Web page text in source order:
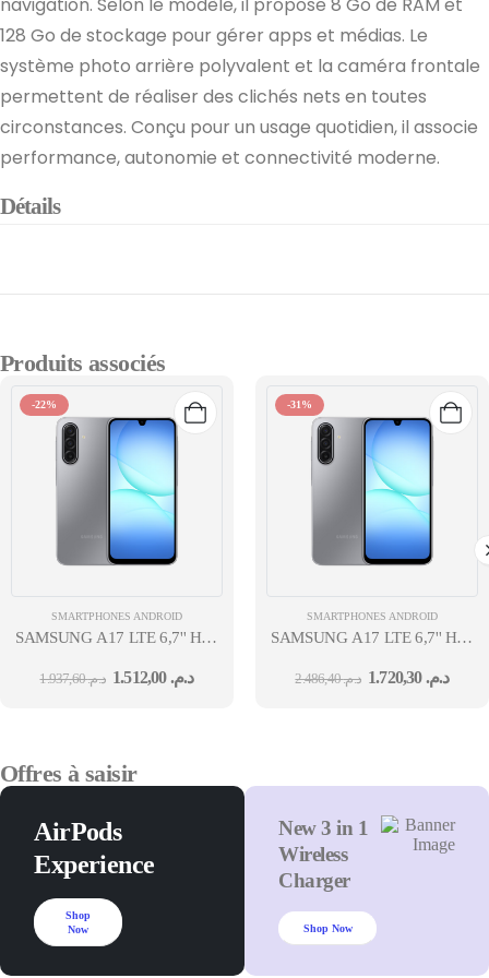
128 Go de stockage pour gérer apps et médias. Le
système photo arrière polyvalent et la caméra frontale
permettent de réaliser des clichés nets en toutes
circonstances. Conçu pour un usage quotidien, il associe
performance, autonomie et connectivité moderne.
Détails
Produits associés
-22%
SMARTPHONES ANDROID
SAMSUNG A17 LTE 6,7'' HELIO
MT6789V/CD 4GO 128GO 4G DS CAM AV 13MPX CAM ARR
د.م.1.937,60 د.م.1.512,00
-31%
SMARTPHONES ANDROID
SAMSUNG A17 LTE 6,7''
MT6789V/CD 6GO 128GO
د.م.2.486,40 د.م.1.720,30
Offres à saisir
AirPods
Experience
Shop
Now
New 3 in 1
Wireless
Charger
Shop Now